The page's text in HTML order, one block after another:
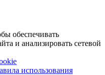
обеспечивать
и анализировать сетевой
использования